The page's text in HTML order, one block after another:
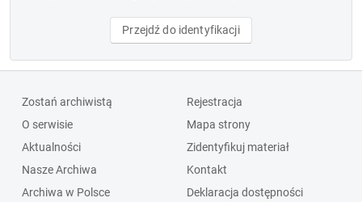
Przejdź do identyfikacji
Zostań archiwistą
O serwisie
Aktualności
Nasze Archiwa
Archiwa w Polsce
Rejestracja
Mapa strony
Zidentyfikuj materiał
Kontakt
Deklaracja dostępności